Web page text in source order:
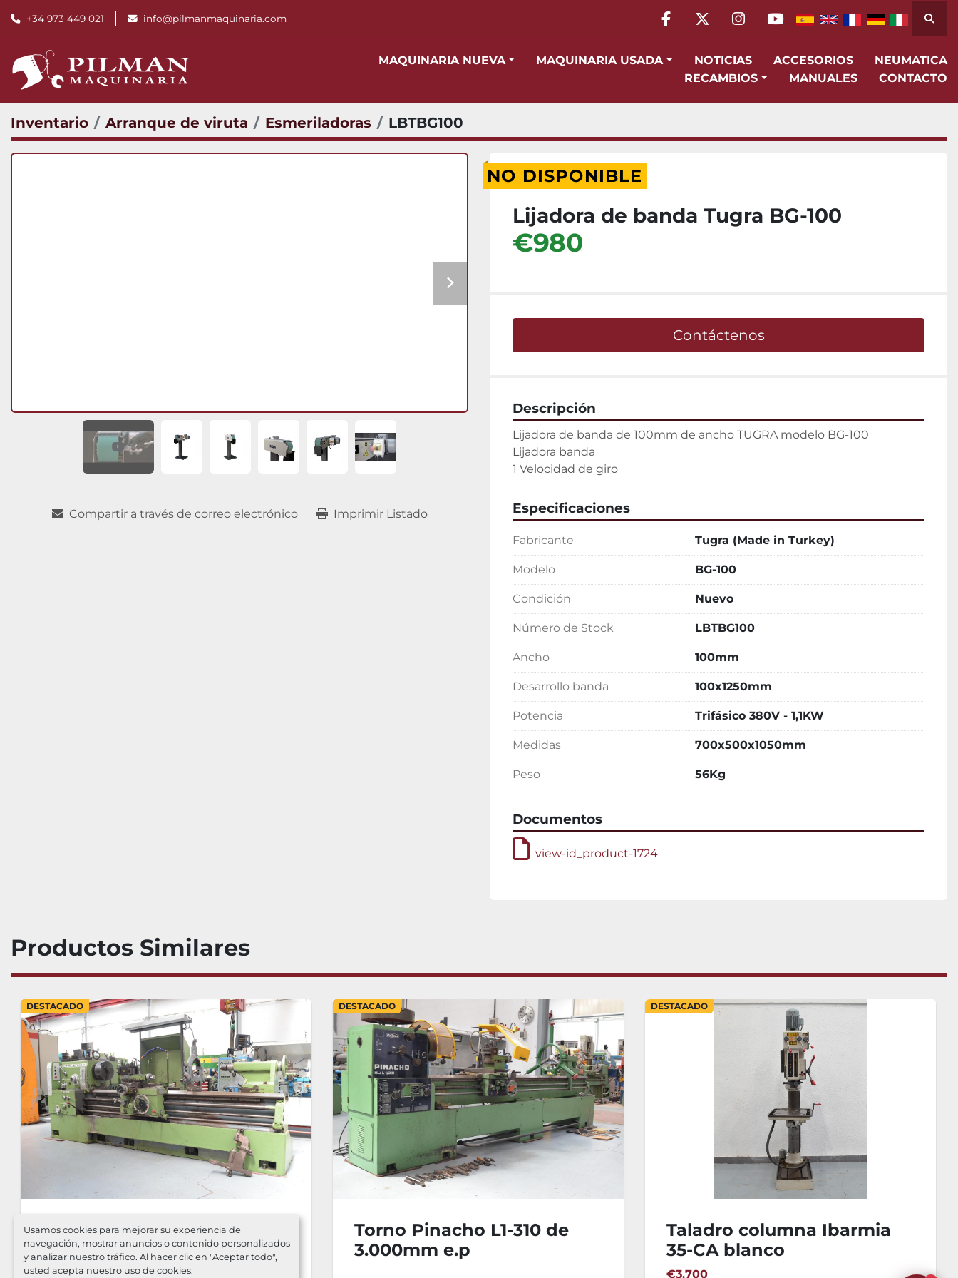
Usamos cookies para mejorar su experiencia de
navegación, mostrar anuncios o contenido personalizados
y analizar nuestro tráfico. Al hacer clic en "Aceptar todo",
usted acepta nuestro uso de cookies.
+34 973 449 021 info@pilmanmaquinaria.com
facebook
twitterinstagram
youtube
MAQUINARIA NUEVA MAQUINARIA USADA NOTICIAS ACCESORIOS
NEUMATICA
RECAMBIOS
MANUALES CONTACTO
Inventario Arranque de viruta Esmeriladoras LBTBG100
Compartir a través de correo electrónico Imprimir Listado
NO DISPONIBLE
Lijadora de banda Tugra BG-100
€980
Contáctenos
Descripción
Lijadora de banda de 100mm de ancho TUGRA modelo BG-100
Lijadora banda
1 Velocidad de giro
Especificaciones
Fabricante Tugra (Made in Turkey)
Modelo BG-100
Condición Nuevo
Número de Stock LBTBG100
Ancho 100mm
Desarrollo banda 100x1250mm
Potencia Trifásico 380V - 1,1KW
Medidas 700x500x1050mm
Peso 56Kg
Documentos
view-id_product-1724
Productos Similares
DESTACADO
Torno Geminis GE 650
2.000mm visualizador
FAGOR
DESTACADO
Torno Pinacho L1-310 de
3.000mm e.p
DESTACADO
Taladro columna Ibarmia
35-CA blanco
€3.700